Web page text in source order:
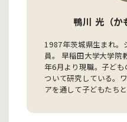
鴨川 光（か
1987年茨城県生まれ。
員。 早稲田大学大学院
年6月より現職。子ど
ついて研究している。
アを通して子どもたち